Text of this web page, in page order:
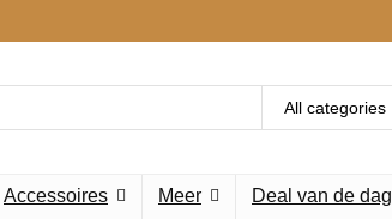
All categories
Accessoires Meer Deal van de dag